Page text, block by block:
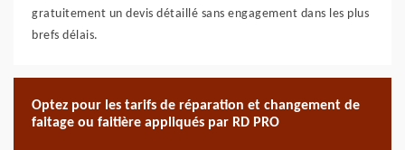
gratuitement un devis détaillé sans engagement dans les plus
brefs délais.
Optez pour les tarifs de réparation et changement de
faitage ou faitière appliqués par RD PRO